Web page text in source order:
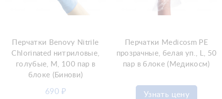
Перчатки Benovy Nitrile
Chlorinated нитриловые,
голубые, M, 100 пар в
блоке (Бинови)
690 ₽
Перчатки Medicosm PE
прозрачные, белая уп., L, 50
пар в блоке (Медикосм)
Узнать цену